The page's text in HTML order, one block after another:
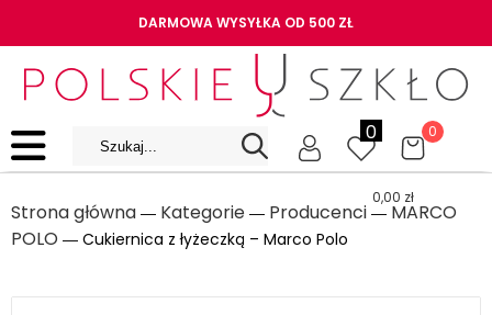
DARMOWA WYSYŁKA OD 500 ZŁ
0 0
0,00 zł
Strona główna ― Kategorie ― Producenci ― MARCO
POLO ― Cukiernica z łyżeczką – Marco Polo